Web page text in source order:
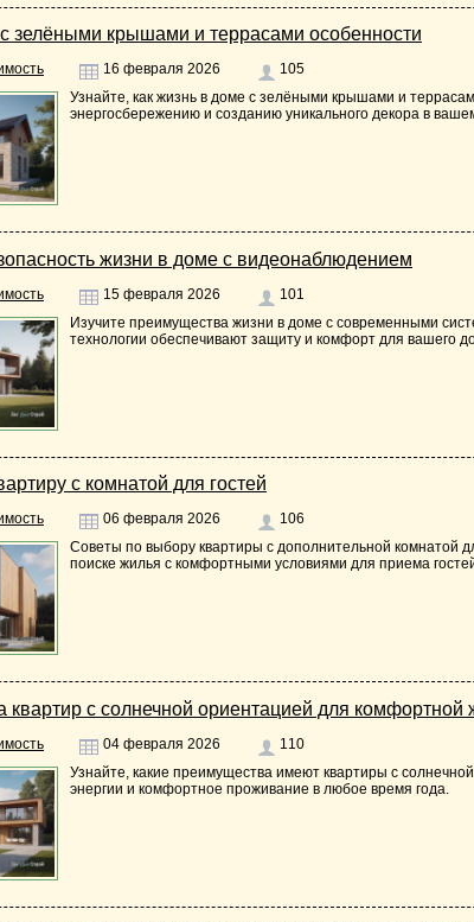
зелёными крышами и террасами особенности
16 февраля 2026
105
Узнайте, как жизнь в доме с зелёными крышами и
энергосбережению и созданию уникального декора в
жизни в доме с видеонаблюдением
15 февраля 2026
101
Изучите преимущества жизни в доме с современными
технологии обеспечивают защиту и комфорт для вашего
с комнатой для гостей
06 февраля 2026
106
Советы по выбору квартиры с дополнительной комнатой
поиске жилья с комфортными условиями для приема
квартир с солнечной ориентацией для комфортной
04 февраля 2026
110
Узнайте, какие преимущества имеют квартиры с
энергии и комфортное проживание в любое время года.